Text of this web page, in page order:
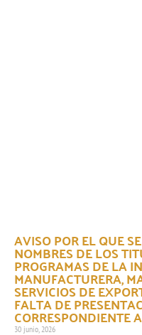
AVISO POR EL QUE
NOMBRES DE LOS
PROGRAMAS DE LA
MANUFACTURERA,
SERVICIOS DE
FALTA DE
CORRESPONDIENTE
30 junio, 2026